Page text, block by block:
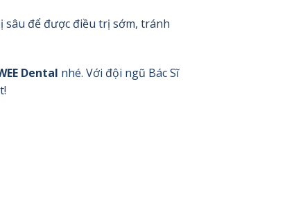
sâu để được điều trị sớm, tránh
Dental nhé. Với đội ngũ Bác Sĩ